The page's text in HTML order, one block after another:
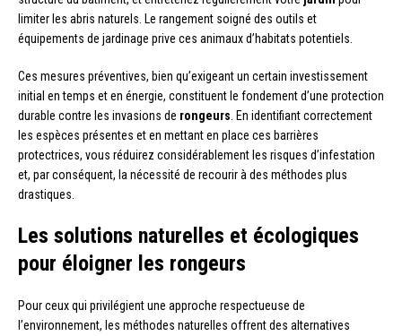
limiter les abris naturels. Le rangement soigné des outils et
équipements de jardinage prive ces animaux d’habitats potentiels.
Ces mesures préventives, bien qu’exigeant un certain investissement
initial en temps et en énergie, constituent le fondement d’une protection
durable contre les invasions de rongeurs . En identifiant correctement
les espèces présentes et en mettant en place ces barrières
protectrices, vous réduirez considérablement les risques d’infestation
et, par conséquent, la nécessité de recourir à des méthodes plus
drastiques.
Les solutions naturelles et écologiques
pour éloigner les rongeurs
Pour ceux qui privilégient une approche respectueuse de
l’environnement, les méthodes naturelles offrent des alternatives